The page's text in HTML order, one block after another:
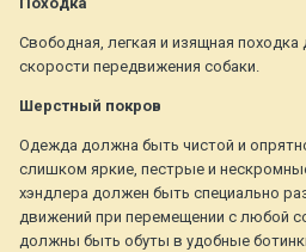
Свободная, легкая и изящная
скорости передвижения собаки.
Шерстный покров
Одежда должна быть чистой и
слишком яркие, пестрые и
хэндлера должен быть специально
движений при перемещении с любой
должны быть обуты в удобные